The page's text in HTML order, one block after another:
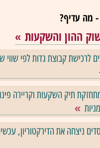
מה עדיף?
ההון והשקעות
היא מתחזקת תיק השקעות וקריירה
ניצחה את הדירקטוריון,